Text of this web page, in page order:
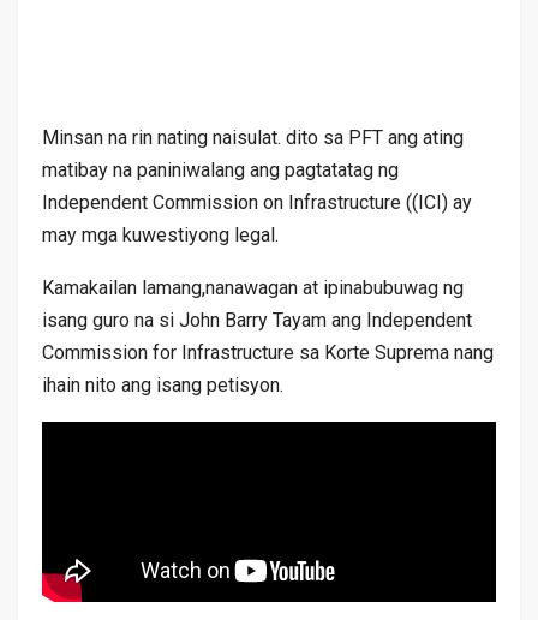
Minsan na rin nating naisulat. dito sa PFT ang ating
matibay na paniniwalang ang pagtatatag ng
Independent Commission on Infrastructure ((ICI) ay
may mga kuwestiyong legal.
Kamakailan lamang,nanawagan at ipinabubuwag ng
isang guro na si John Barry Tayam ang Independent
Commission for Infrastructure sa Korte Suprema nang
ihain nito ang isang petisyon.